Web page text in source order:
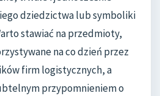
dziedzictwa lub symboliki
stawiać na przedmioty,
na co dzień przez
firm logistycznych, a
przypomnieniem o